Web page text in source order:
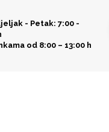
- Petak: 7:00 -
od 8:00 – 13:00 h